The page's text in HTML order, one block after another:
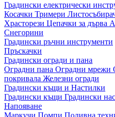
Градински електрически
Косачки Тримери
Храсторези Цепачки за дърва
Снегорини
Градински ръчни инструменти
Пръскачки
Градински огради и пана
Оградни пана Оградни мрежи
покривала Железни огради
Градински къщи и Настилки
Градински къщи Градински
Напояване